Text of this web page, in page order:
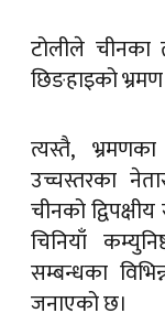
टोलीले
छिङहाइको
त्यस्तै, भ्रमणका
उच्चस्तरका
चीनको
चिनियाँ
सम्बन्धका
जनाएको छ।